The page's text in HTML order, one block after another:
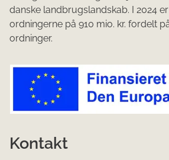
danske landbrugslandskab. I 2024
ordningerne på 910 mio. kr. fordelt
ordninger.
Kontakt